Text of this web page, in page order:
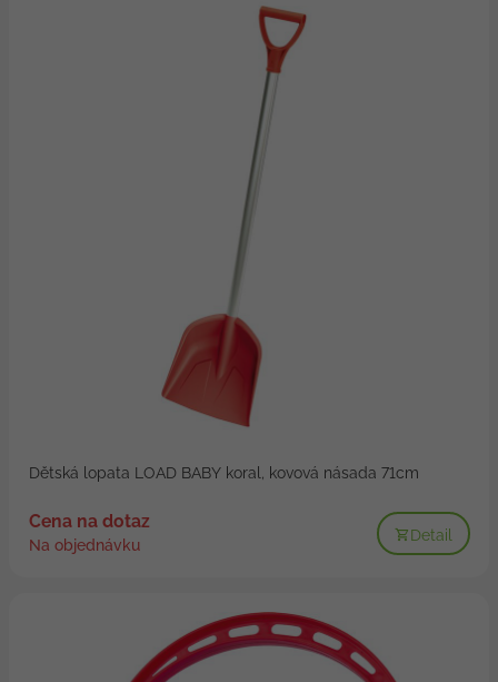
Dětská lopata LOAD BABY koral, kovová násada 71cm
Cena na dotaz
Na objednávku
Detail